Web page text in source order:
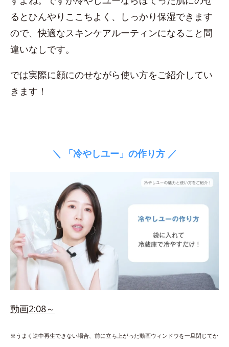
るとひんやりここちよく、しっかり保湿できます
ので、快適なスキンケアルーティンになること間
違いなしです。
では実際に顔にのせながら使い方をご紹介してい
きます！
＼ 「冷やしユー」の作り方 ／
動画2:08～
※うまく途中再生できない場合、前に立ち上がった動画ウィンドウを一旦閉じてか